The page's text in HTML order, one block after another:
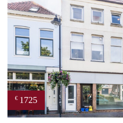
€ 1725